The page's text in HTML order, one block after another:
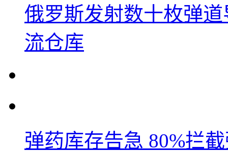
俄罗斯发射数十枚弹
流仓库
弹药库存告急 80%拦